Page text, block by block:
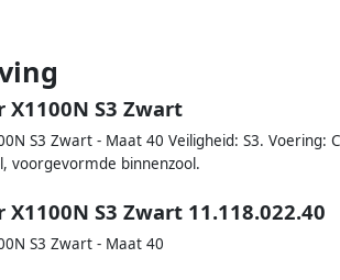
X1100N S3 Zwart
S3 Zwart - Maat 40 Veiligheid: S3. Voering:
voorgevormde binnenzool.
X1100N S3 Zwart 11.118.022.40
S3 Zwart - Maat 40